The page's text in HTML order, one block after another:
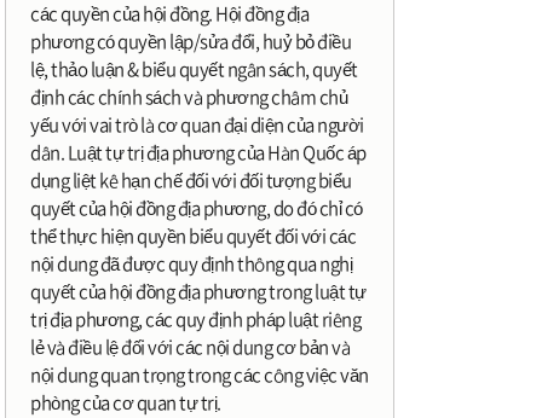
các quyền của hội đồng. Hội đồng địa
phương có quyền lập/sửa đổi, huỷ bỏ điều
lệ, thảo luận & biểu quyết ngân sách, quyết
định các chính sách và phương châm chủ
yếu với vai trò là cơ quan đại diện của người
dân. Luật tự trị địa phương của Hàn Quốc áp
dụng liệt kê hạn chế đối với đối tượng biểu
quyết của hội đồng địa phương, do đó chỉ có
thể thực hiện quyền biểu quyết đối với các
nội dung đã được quy định thông qua nghị
quyết của hội đồng địa phương trong luật tự
trị địa phương, các quy định pháp luật riêng
lẻ và điều lệ đối với các nội dung cơ bản và
nội dung quan trọng trong các công việc văn
phòng của cơ quan tự trị.